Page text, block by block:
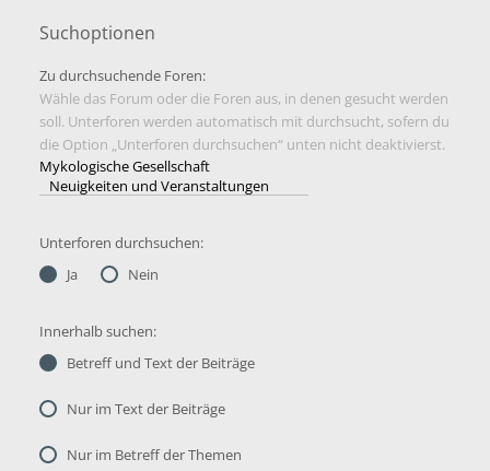
Suchoptionen
Zu durchsuchende Foren:
Wähle das Forum oder die Foren aus, in denen gesucht werden
soll. Unterforen werden automatisch mit durchsucht, sofern du
die Option „Unterforen durchsuchen“ unten nicht deaktivierst.
Unterforen durchsuchen:
Ja
Nein
Innerhalb suchen:
Betreff und Text der Beiträge
Nur im Text der Beiträge
Nur im Betreff der Themen